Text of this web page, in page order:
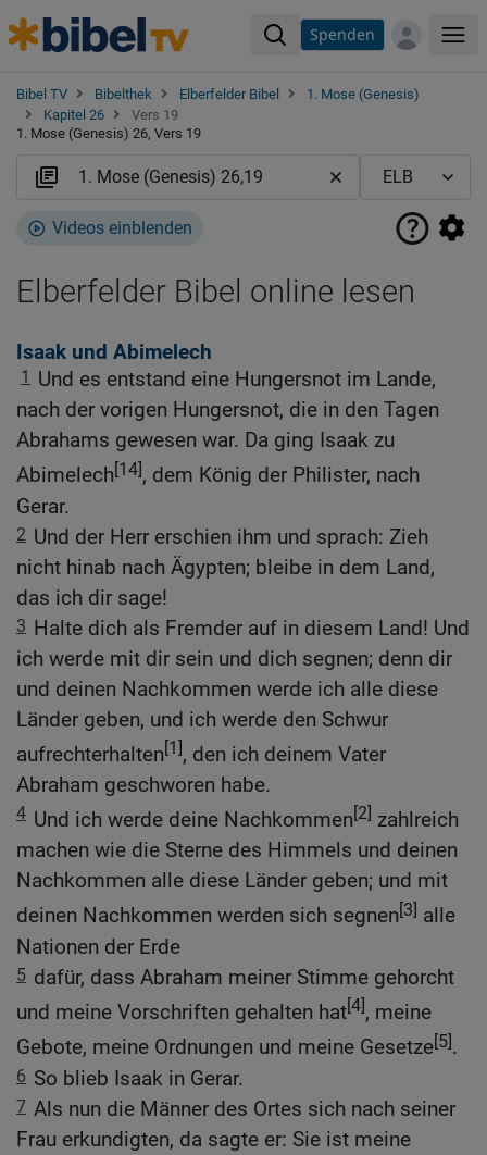
Spenden
Bibel TV Bibelthek Elberfelder Bibel
1. Mose (Genesis)
Kapitel 26
Vers 19
1. Mose (Genesis) 26, Vers 19
Videos einblenden
Elberfelder Bibel online lesen
Isaak und Abimelech
1
Und es entstand eine Hungersnot im Lande,
nach der vorigen Hungersnot, die in den Tagen
Abrahams gewesen war. Da ging Isaak zu
Abimelech[14], dem König der Philister, nach
Gerar.
2 Und der Herr erschien ihm und sprach: Zieh
nicht hinab nach Ägypten; bleibe in dem Land,
das ich dir sage!
3 Halte dich als Fremder auf in diesem Land! Und
ich werde mit dir sein und dich segnen; denn dir
und deinen Nachkommen werde ich alle diese
Länder geben, und ich werde den Schwur
aufrechterhalten[1], den ich deinem Vater
Abraham geschworen habe.
4 Und ich werde deine Nachkommen[2] zahlreich
machen wie die Sterne des Himmels und deinen
Nachkommen alle diese Länder geben; und mit
deinen Nachkommen werden sich segnen[3] alle
Nationen der Erde
5 dafür, dass Abraham meiner Stimme gehorcht
und meine Vorschriften gehalten hat[4], meine
Gebote, meine Ordnungen und meine Gesetze[5].
6 So blieb Isaak in Gerar.
7 Als nun die Männer des Ortes sich nach seiner
Frau erkundigten, da sagte er: Sie ist meine